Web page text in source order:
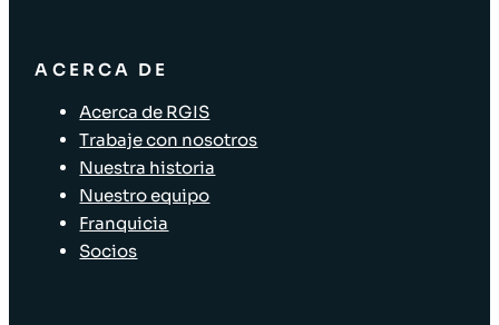
ACERCA DE
Acerca de RGIS
Trabaje con nosotros
Nuestra historia
Nuestro equipo
Franquicia
Socios